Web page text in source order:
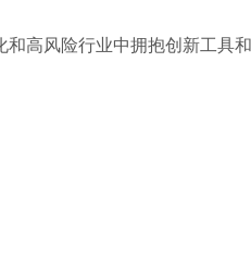
高风险行业中拥抱创新工具